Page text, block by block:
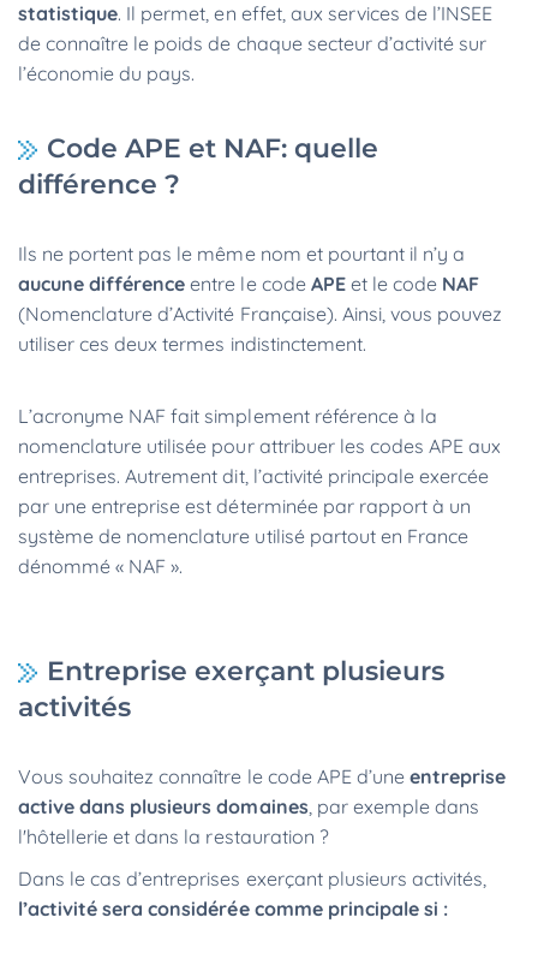
statistique. Il permet, en effet, aux services de l’INSEE
de connaître le poids de chaque secteur d’activité sur
l’économie du pays.
Code APE et NAF: quelle
différence ?
Ils ne portent pas le même nom et pourtant il n’y a
aucune différence entre le code APEet le code NAF
(Nomenclature d’Activité Française). Ainsi, vous pouvez
utiliser ces deux termes indistinctement.
L’acronyme NAF fait simplement référence à la
nomenclature utilisée pour attribuer les codes APE aux
entreprises. Autrement dit, l’activité principale exercée
par une entreprise est déterminée par rapport à un
système de nomenclature utilisé partout en France
dénommé « NAF ».
Entreprise exerçant plusieurs
activités
Vous souhaitez connaître le code APE d’une entreprise
active dans plusieurs domaines, par exemple dans
l'hôtellerie et dans la restauration ?
Dans le cas d’entreprises exerçant plusieurs activités,
l’activité sera considérée comme principale si :